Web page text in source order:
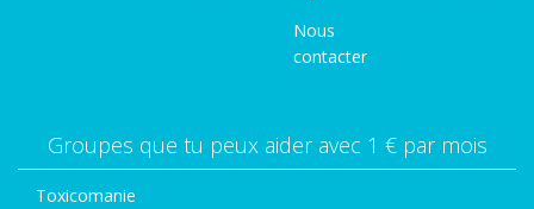
Nous
contacter
Groupes que tu peux aider avec 1 € par mois
Toxicomanie